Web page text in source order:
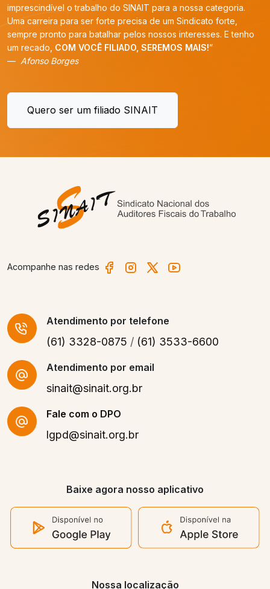
imprescindível o trabalho do SINAIT para a nossa categoria.
Uma carreira para ser forte precisa de um Sindicato forte,
sempre pronto para batalhar pelos nossos interesses. E tenho
um recado, COM VOCÊ FILIADO, SEREMOS MAIS!”
Afonso Borges
Quero ser um filiado SINAIT
Acompanhe nas redes
Atendimento por telefone
(61) 3328-0875 / (61) 3533-6600
Atendimento por email
sinait@sinait.org.br
Fale com o DPO
lgpd@sinait.org.br
Baixe agora nosso aplicativo
Nossa localização